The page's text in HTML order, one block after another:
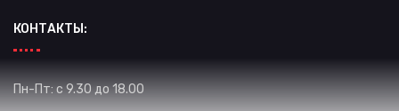
КОНТАКТЫ:
Пн-Пт: с 9.30 до 18.00